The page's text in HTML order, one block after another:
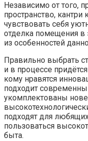
Независимо от того,
пространство,
чувствовать себя
отделка помещения в
из особенностей
Правильно выбрать
и в процессе
кому нравятся
подходит
укомплектованы
подходят для
пользоваться
быта.